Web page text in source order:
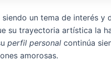
siendo un tema de interés y
su trayectoria artística la
perfil personal continúa
amorosas.